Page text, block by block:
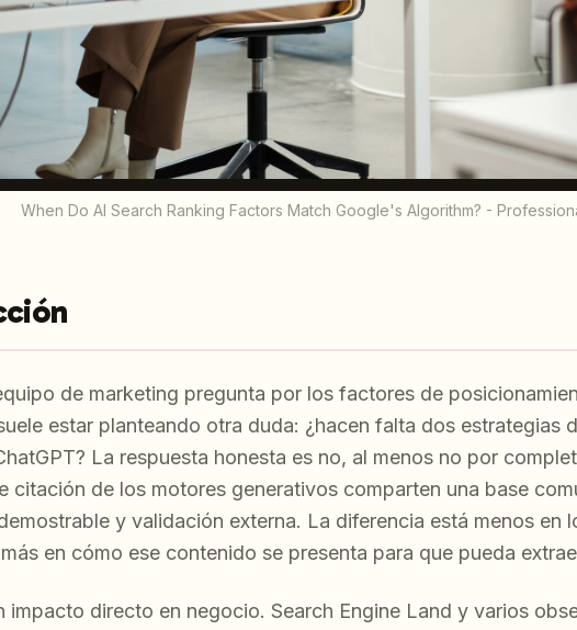
When Do AI Search Ranking Factors Match Google's Algorithm? -
de marketing pregunta por los factores de
estar planteando otra duda: ¿hacen falta dos estrategias
La respuesta honesta es no, al menos no por
citación de los motores generativos comparten una base
y validación externa. La diferencia está menos en
en cómo ese contenido se presenta para que pueda
impacto directo en negocio. Search Engine Land y varios